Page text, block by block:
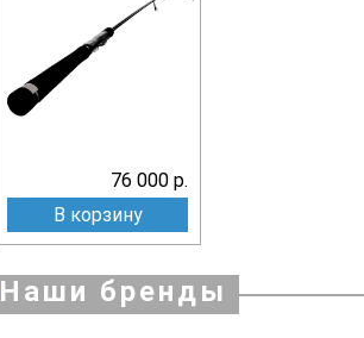
76 000 р.
В корзину
Наши бренды